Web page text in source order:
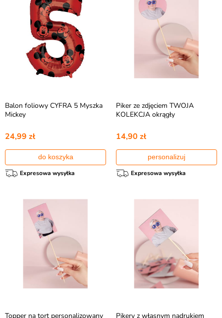
Balon foliowy CYFRA 5 Myszka
Mickey
24,99 zł
do koszyka
Expresowa wysyłka
Piker ze zdjęciem TWOJA
KOLEKCJA okrągły
14,90 zł
personalizuj
Expresowa wysyłka
Topper na tort personalizowany Pikery z własnym nadrukiem